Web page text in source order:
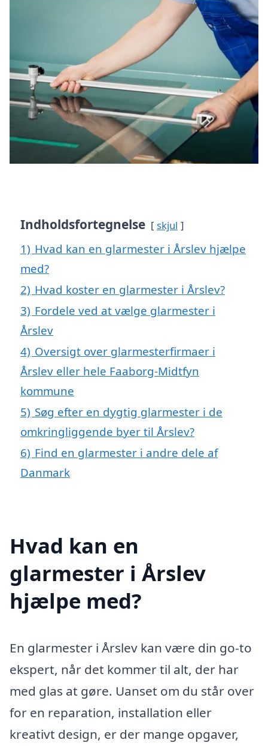
Indholdsfortegnelse skjul
1) Hvad kan en glarmester i Årslev hjælpe
med?
2) Hvad koster en glarmester i Årslev?
3) Fordele ved at vælge glarmester i
Årslev
4) Oversigt over glarmesterfirmaer i
Årslev eller hele Faaborg-Midtfyn
kommune
5) Søg efter en dygtig glarmester i de
omkringliggende byer til Årslev?
6) Find en glarmester i andre dele af
Danmark
Hvad kan en
glarmester i Årslev
hjælpe med?
En glarmester i Årslev kan være din go-to
ekspert, når det kommer til alt, der har
med glas at gøre. Uanset om du står over
for en reparation, installation eller
kreativt design, er der mange opgaver,